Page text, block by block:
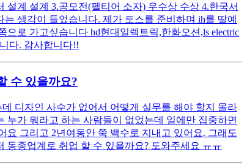
계 설계 3.공모전(펠티어 소자) 우수상 수상 4.한국서
생각이 들었습니다. 제가 토스를 준비하며 ih를 딸예
로 가고싶습니다 hd현대일렉트릭,한화오션,ls electric
다. 감사합니다!!
수 있을까요?
디자인 사수가 없어서 어떻게 실무를 해야 할지 몰라
가 뭐라고 하는 사람들이 없었는데 일에만 집중하면
그리고 2년여동안 쭉 백수로 지내고 있어요. 그래도
종업계로 취업 할 수 있을까요? 도와주세요 ㅠㅠ